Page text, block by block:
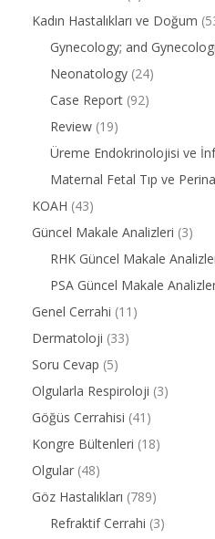
Kadın Hastalıkları ve Doğum
Gynecology; and
Neonatology (24)
Case Report (92)
Review (19)
Üreme Endokrinolojisi ve
Maternal Fetal Tıp ve
KOAH (43)
Güncel Makale Analizleri (3)
RHK Güncel Makale
PSA Güncel Makale
Genel Cerrahi (11)
Dermatoloji (33)
Soru Cevap (5)
Olgularla Respiroloji (3)
Göğüs Cerrahisi (41)
Kongre Bültenleri (18)
Olgular (48)
Göz Hastalıkları (789)
Refraktif Cerrahi (3)